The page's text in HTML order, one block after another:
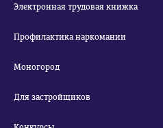
Электронная трудовая книжка
Профилактика наркомании
Моногород
Для застройщиков